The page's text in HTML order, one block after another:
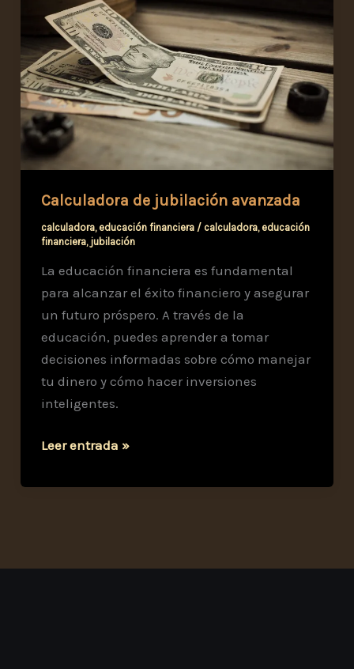
Calculadora de jubilación avanzada
calculadora, educación financiera/ calculadora, educación
financiera, jubilación
La educación financiera es fundamental
para alcanzar el éxito financiero y asegurar
un futuro próspero. A través de la
educación, puedes aprender a tomar
decisiones informadas sobre cómo manejar
tu dinero y cómo hacer inversiones
inteligentes.
Calculadora
jubilación
Leer entrada »